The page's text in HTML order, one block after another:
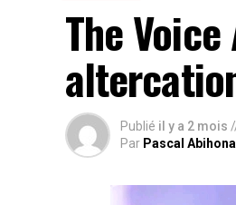
The
Publié il y a 2 mois
Par Pascal Abihona